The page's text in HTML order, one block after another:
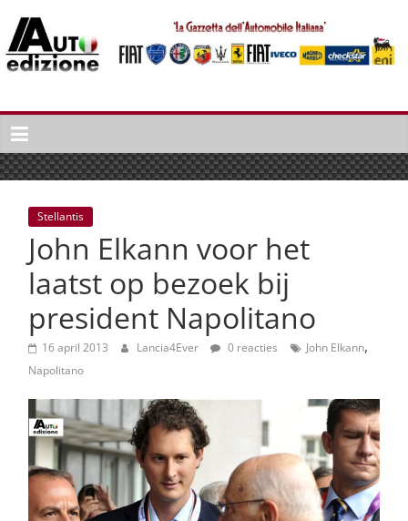
naar
inhoud
Auto
Edizione
La
Gazetta
dell'Automobile
Italiana
Italiaans
autonieuws
lifestyle
Stellantis
John Elkann voor het
laatst op bezoek bij
president Napolitano
16 april 2013 Lancia4Ever 0 reacties John Elkann,
Napolitano